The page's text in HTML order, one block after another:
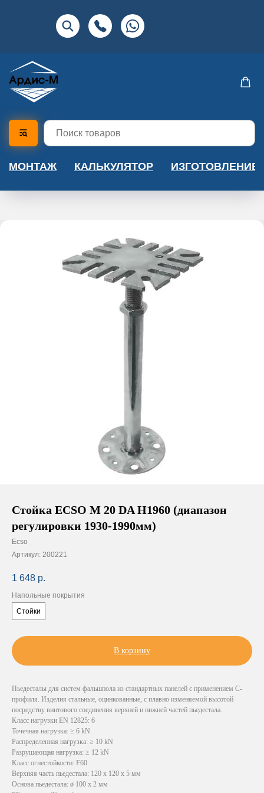
МОНТАЖ КАЛЬКУЛЯТОР ИЗГОТОВЛЕНИЕ
Стойка ECSO M 20 DA H1960 (диапазон
регулировки 1930-1990мм)
Ecso
Артикул: 200221
1 648 р.
Напольные покрытия
Стойки
В корзину
Пьедесталы для систем фальшпола из стандартных панелей с применением С-
профиля. Изделия стальные, оцинкованные, с плавно изменяемой высотой
посредству винтового соединения верхней и нижней частей пьедестала.
Класс нагрузки EN 12825: 6
Точечная нагрузка: ≥ 6 kN
Распределенная нагрузка: ≥ 10 kN
Разрушающая нагрузка: ≥ 12 kN
Класс огнестойкости: F60
Верхняя часть пьедестала: 120 х 120 x 5 мм
Основа пьедестала: ø 100 х 2 мм